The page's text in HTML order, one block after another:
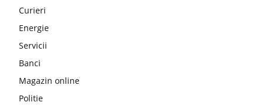
Curieri
Energie
Servicii
Banci
Magazin online
Politie